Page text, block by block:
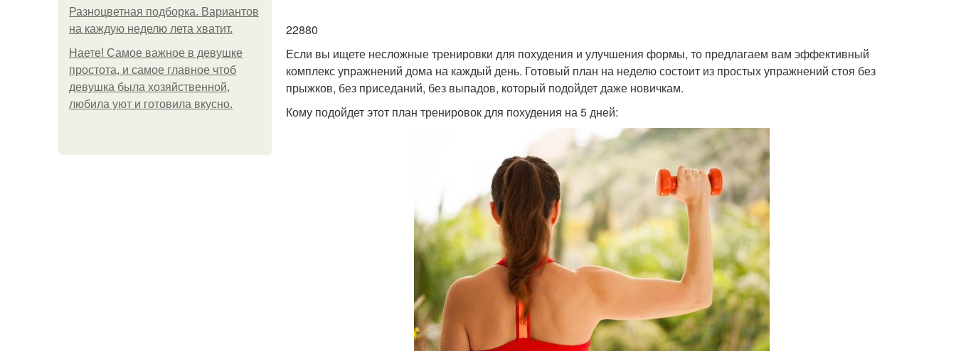
Разноцветная подборка. Вариантов
на каждую неделю лета хватит.
Наете! Самое важное в девушке
простота, и самое главное чтоб
девушка была хозяйственной,
любила уют и готовила вкусно.
22880
Если вы ищете несложные тренировки для похудения и улучшения формы, то предлагаем вам эффективный
комплекс упражнений дома на каждый день. Готовый план на неделю состоит из простых упражнений стоя без
прыжков, без приседаний, без выпадов, который подойдет даже новичкам.
Кому подойдет этот план тренировок для похудения на 5 дней: